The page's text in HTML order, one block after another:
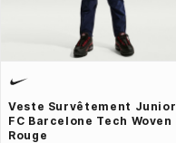
Veste Survêtement Junior
FC Barcelone Tech Woven
Rouge